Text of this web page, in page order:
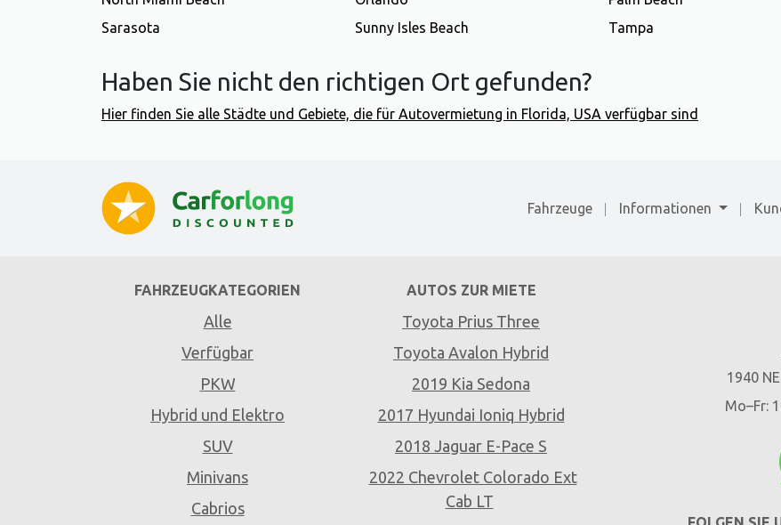
Sarasota
Sunny Isles Beach Tampa
Haben Sie nicht den richtigen Ort gefunden?
Hier finden Sie alle Städte und Gebiete, die für Autovermietung in Florida, USA verfügbar sind
Fahrzeuge Informationen
FAHRZEUGKATEGORIEN
Alle
Verfügbar
PKW
Hybrid und Elektro
SUV
Minivans
Cabrios
AUTOS ZUR MIETE
Toyota Prius Three
Toyota Avalon Hybrid
2019 Kia Sedona
2017 Hyundai Ioniq Hybrid
2018 Jaguar E-Pace S
2022 Chevrolet Colorado Ext
Cab LT
1940
Mo–Fr: